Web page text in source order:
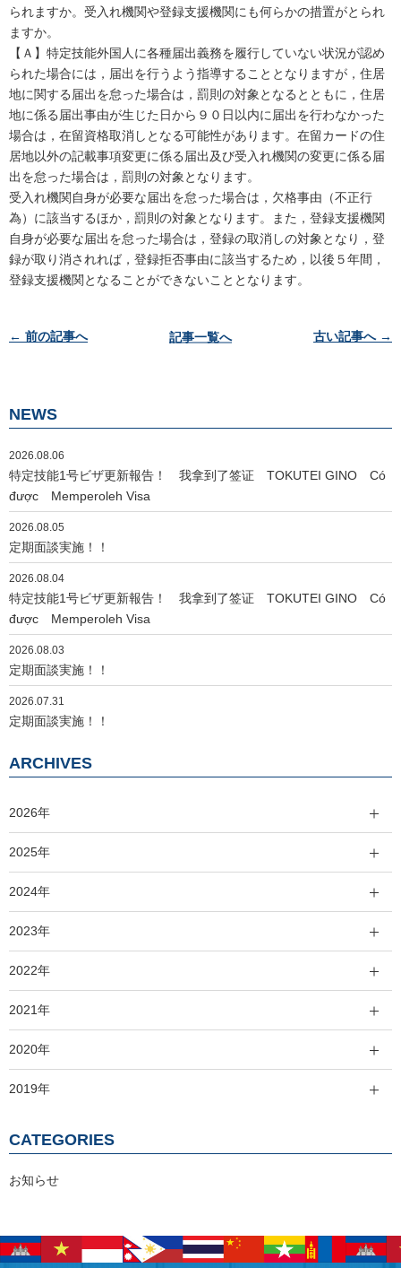
られますか。受入れ機関や登録支援機関にも何らかの措置がとられ
ますか。
【Ａ】特定技能外国人に各種届出義務を履行していない状況が認め
られた場合には，届出を行うよう指導することとなりますが，住居
地に関する届出を怠った場合は，罰則の対象となるとともに，住居
地に係る届出事由が生じた日から９０日以内に届出を行わなかった
場合は，在留資格取消しとなる可能性があります。在留カードの住
居地以外の記載事項変更に係る届出及び受入れ機関の変更に係る届
出を怠った場合は，罰則の対象となります。
受入れ機関自身が必要な届出を怠った場合は，欠格事由（不正行
為）に該当するほか，罰則の対象となります。また，登録支援機関
自身が必要な届出を怠った場合は，登録の取消しの対象となり，登
録が取り消されれば，登録拒否事由に該当するため，以後５年間，
登録支援機関となることができないこととなります。
投
ゲ
シ
ョ
ン
← 前の記事へ 古い記事へ →
記事一覧へ
NEWS
2026.08.06
特定技能1号ビザ更新報告！ 我拿到了签证 TOKUTEI GINO Có
được Memperoleh Visa
2026.08.05
定期面談実施！！
2026.08.04
特定技能1号ビザ更新報告！ 我拿到了签证 TOKUTEI GINO Có
được Memperoleh Visa
2026.08.03
定期面談実施！！
2026.07.31
定期面談実施！！
ARCHIVES
2026年
2025年
2024年
2023年
2022年
2021年
2020年
2019年
CATEGORIES
お知らせ